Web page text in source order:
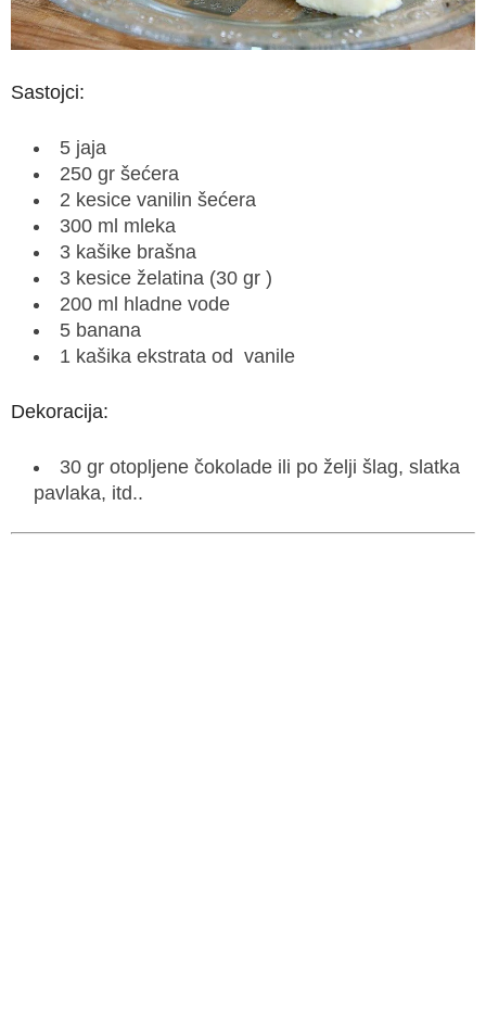
Sastojci:
5 jaja
250 gr šećera
2 kesice vanilin šećera
300 ml mleka
3 kašike brašna
3 kesice želatina (30 gr )
200 ml hladne vode
5 banana
1 kašika ekstrata od vanile
Dekoracija:
30 gr otopljene čokolade ili po želji šlag, slatka
pavlaka, itd..